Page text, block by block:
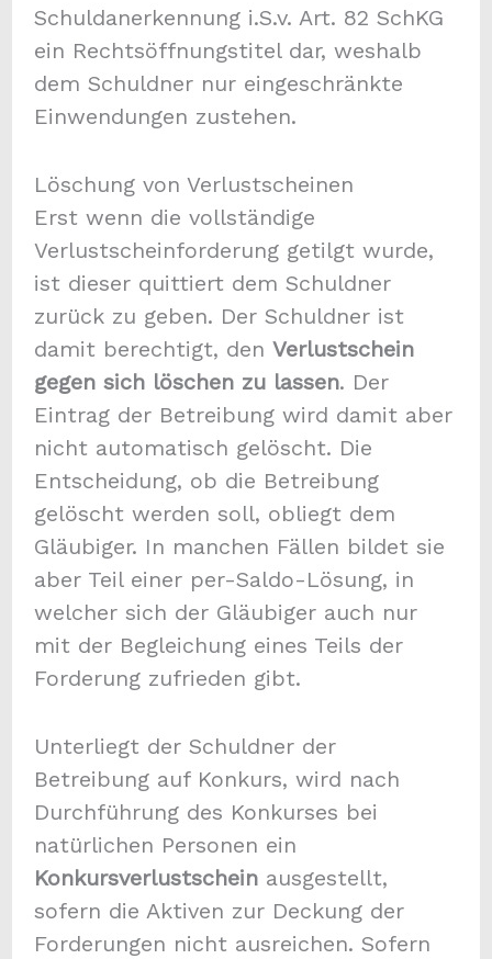
Schuldanerkennung i.S.v. Art. 82 SchKG
ein Rechtsöffnungstitel dar, weshalb
dem Schuldner nur eingeschränkte
Einwendungen zustehen.
Löschung von Verlustscheinen
Erst wenn die vollständige
Verlustscheinforderung getilgt wurde,
ist dieser quittiert dem Schuldner
zurück zu geben. Der Schuldner ist
damit berechtigt, den Verlustschein
gegen sich löschen zu lassen. Der
Eintrag der Betreibung wird damit aber
nicht automatisch gelöscht. Die
Entscheidung, ob die Betreibung
gelöscht werden soll, obliegt dem
Gläubiger. In manchen Fällen bildet sie
aber Teil einer per-Saldo-Lösung, in
welcher sich der Gläubiger auch nur
mit der Begleichung eines Teils der
Forderung zufrieden gibt.
Unterliegt der Schuldner der
Betreibung auf Konkurs, wird nach
Durchführung des Konkurses bei
natürlichen Personen ein
Konkursverlustscheinausgestellt,
sofern die Aktiven zur Deckung der
Forderungen nicht ausreichen. Sofern